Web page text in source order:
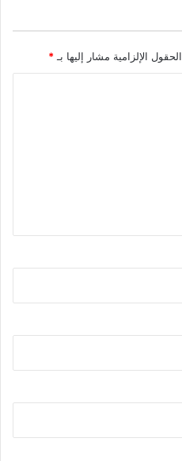
الحقول الإلزامية مشار إليها بـ*